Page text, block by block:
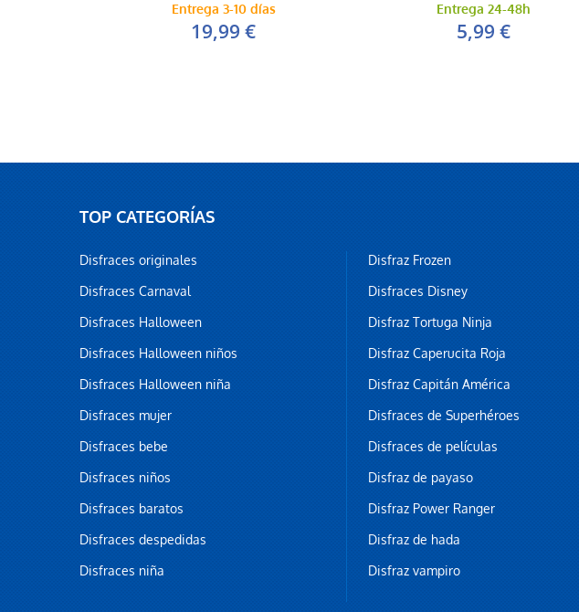
Entrega 3-10 días
19,99 €
Entrega 24-48h
5,99 €
TOP CATEGORÍAS
Disfraces originales
Disfraces Carnaval
Disfraces Halloween
Disfraces Halloween niños
Disfraces Halloween niña
Disfraces mujer
Disfraces bebe
Disfraces niños
Disfraces baratos
Disfraces despedidas
Disfraces niña
Disfraz Frozen
Disfraces Disney
Disfraz Tortuga Ninja
Disfraz Caperucita Roja
Disfraz Capitán América
Disfraces de Superhéroes
Disfraces de películas
Disfraz de payaso
Disfraz Power Ranger
Disfraz de hada
Disfraz vampiro